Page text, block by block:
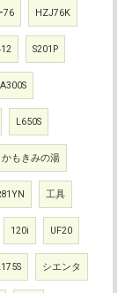
76 HZJ76K
S201P
L650S
かもきみの湯
工具
120i UF20
シエンタ